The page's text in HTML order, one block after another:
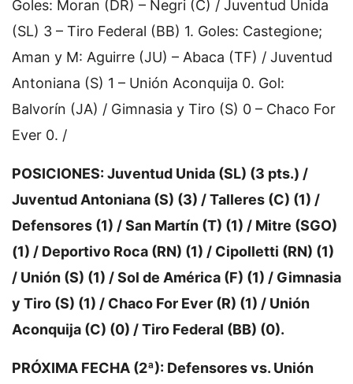
Goles: Moran (DR) – Negri (C) / Juventud Unida
(SL) 3 – Tiro Federal (BB) 1. Goles: Castegione;
Aman y M: Aguirre (JU) – Abaca (TF) / Juventud
Antoniana (S) 1 – Unión Aconquija 0. Gol:
Balvorín (JA) / Gimnasia y Tiro (S) 0 – Chaco For
Ever 0. /
POSICIONES: Juventud Unida (SL) (3 pts.) /
Juventud Antoniana (S) (3) / Talleres (C) (1) /
Defensores (1) / San Martín (T) (1) / Mitre (SGO)
(1) / Deportivo Roca (RN) (1) / Cipolletti (RN) (1)
/ Unión (S) (1) / Sol de América (F) (1) / Gimnasia
y Tiro (S) (1) / Chaco For Ever (R) (1) / Unión
Aconquija (C) (0) / Tiro Federal (BB) (0).
PRÓXIMA FECHA (2ª): Defensores vs. Unión